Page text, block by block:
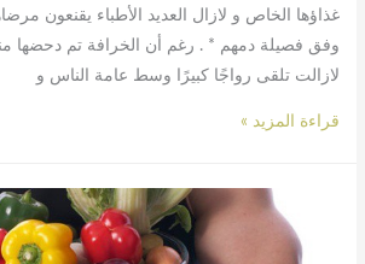
غذاؤها الخاص و لازال العديد الأطباء يقنعون
وفق فصيلة دمهم * . رغم أن الخرافة تم دحضها
لازالت تلقى رواجًا كبيرًا وسط عامة الناس و
قراءة المزيد »
سريعة